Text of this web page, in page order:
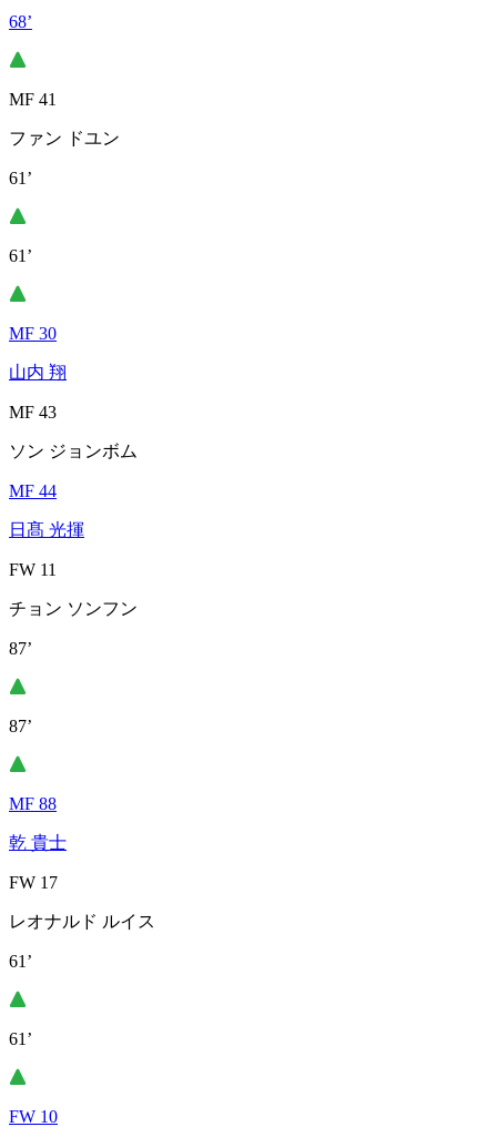
68’
MF 41
ファン ドユン
61’
61’
MF 30
山内 翔
MF 43
ソン ジョンボム
MF 44
日髙 光揮
FW 11
チョン ソンフン
87’
87’
MF 88
乾 貴士
FW 17
レオナルド ルイス
61’
61’
FW 10